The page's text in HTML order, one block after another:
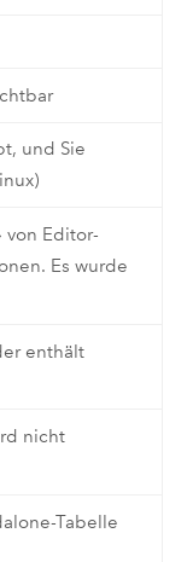
und Sie
von Editor-
Es wurde
enthält
nicht
Tabelle